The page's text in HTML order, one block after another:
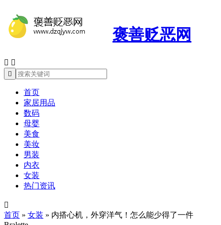
褒善贬恶网
 

首页
家居用品
数码
母婴
美食
美妆
男装
内衣
女装
热门资讯

首页 » 女装 » 内搭心机，外穿洋气！怎么能少得了一件